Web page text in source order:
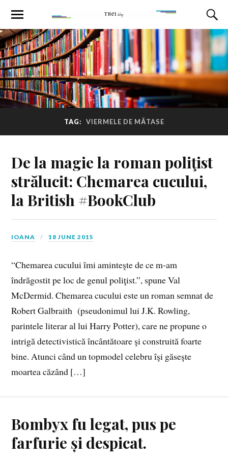
TAG: VIERMELE DE MĂTASE
De la magie la roman poliţist
strălucit: Chemarea cucului,
la British #BookClub
IOANA 18 JUNE 2015
“Chemarea cucului îmi aminteşte de ce m-am
îndrăgostit pe loc de genul poliţist.”, spune Val
McDermid. Chemarea cucului este un roman semnat de
Robert Galbraith (pseudonimul lui J.K. Rowling,
parintele literar al lui Harry Potter), care ne propune o
intrigă detectivistică încântătoare şi construită foarte
bine. Atunci când un topmodel celebru îşi găseşte
moartea căzând […]
Bombyx fu legat, pus pe
farfurie și despicat.